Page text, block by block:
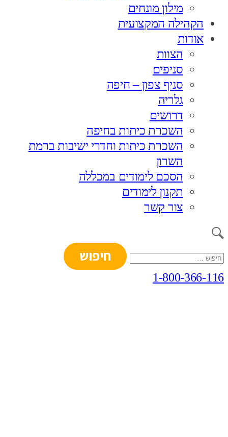
מילון מונחים
הקהילה המקצועית
אודות
הצוות
סניפים
סניף צפון – חיפה
גלריה
דרושים
השכרת כיתות בחיפה
השכרת כיתות וחדרי ישיבות ברמת
השרון
הסכם לימודים במכללה
תקנון לימודים
צור קשר
חיפוש:
1-800-366-116